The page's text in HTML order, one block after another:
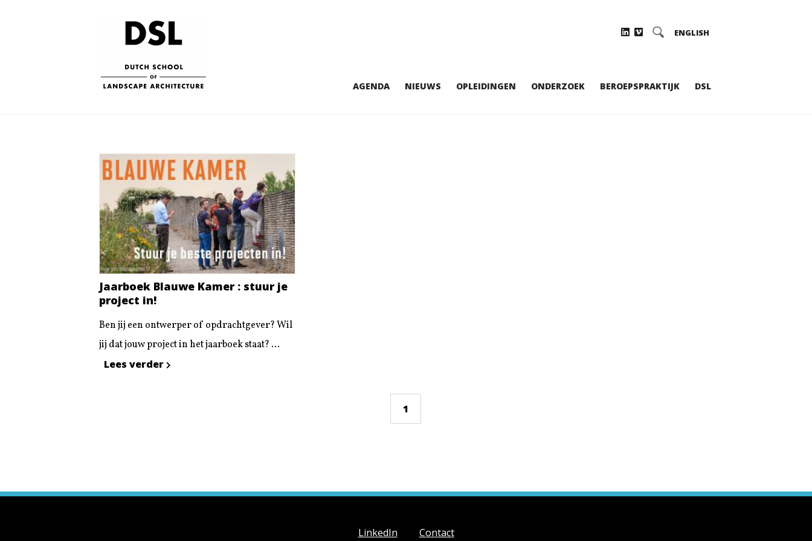
ENGLISH
AGENDA NIEUWS OPLEIDINGEN ONDERZOEK BEROEPSPRAKTIJK DSL
Jaarboek Blauwe Kamer : stuur je
project in!
Ben jij een ontwerper of opdrachtgever? Wil
jij dat jouw project in het jaarboek staat? ...
Lees verder
1
LinkedIn Contact